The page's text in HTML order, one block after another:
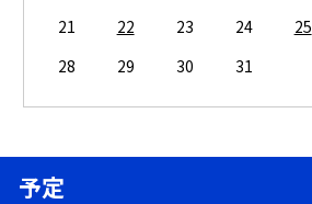
21
22 23 24 25
28
29 30 31
予定